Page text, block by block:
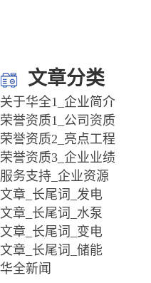
文章分类
关于华全1_企业简介
荣誉资质1_公司资质
荣誉资质2_亮点工程
荣誉资质3_企业业绩
服务支持_企业资源
文章_长尾词_发电
文章_长尾词_水泵
文章_长尾词_变电
文章_长尾词_储能
华全新闻